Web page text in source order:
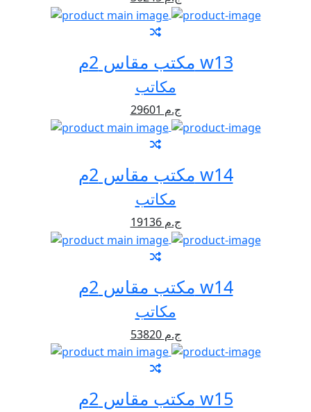
مكتب مقاس 2م w13
مكاتب
29601 ج.م
مكتب مقاس 2م w14
مكاتب
19136 ج.م
مكتب مقاس 2م w14
مكاتب
53820 ج.م
مكتب مقاس 2م w15